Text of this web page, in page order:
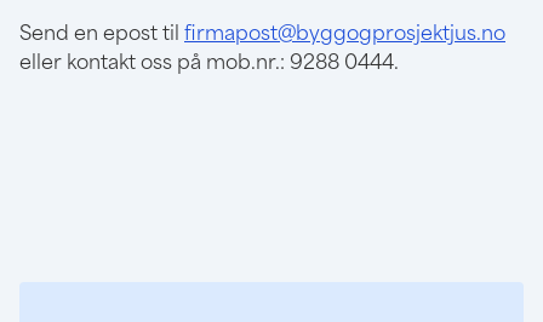
Send en epost til firmapost@byggogprosjektjus.no
eller kontakt oss på mob.nr.: 9288 0444.